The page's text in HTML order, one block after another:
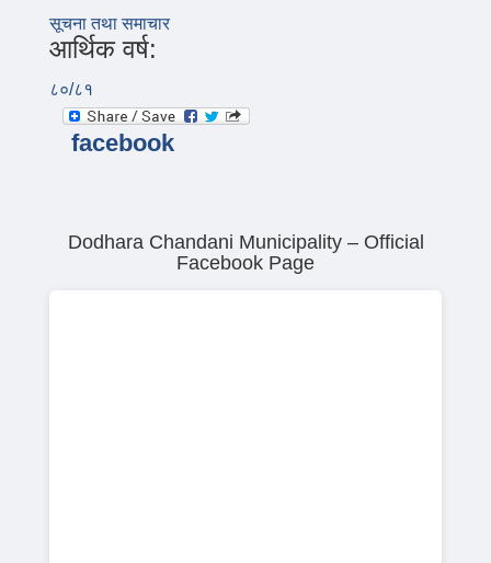
सूचना तथा समाचार
आर्थिक वर्ष:
८०/८१
facebook
Dodhara Chandani Municipality – Official
Facebook Page